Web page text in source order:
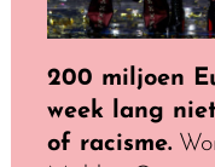
200 miljoen
week lang
of racisme.